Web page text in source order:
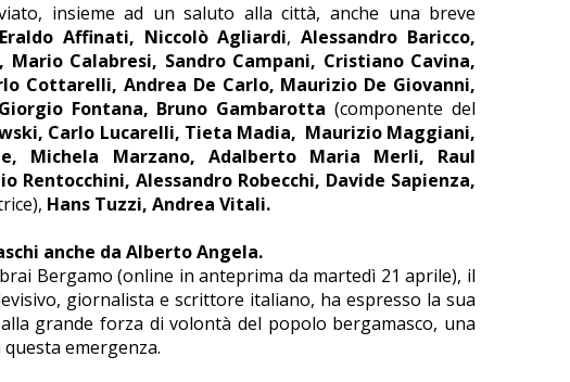
insieme ad un saluto alla città, anche una breve
Affinati, Niccolò Agliardi,Alessandro Baricco,
Calabresi, Sandro Campani, Cristiano Cavina,
Cottarelli, Andrea De Carlo, Maurizio De Giovanni,
Giorgio Fontana, Bruno Gambarotta(componente del
Carlo Lucarelli, Tieta Madia, Maurizio Maggiani,
Michela Marzano, Adalberto Maria Merli, Raul
Alessandro Robecchi, Davide Sapienza,
Hans Tuzzi, Andrea Vitali.
anche da Alberto Angela.
Bergamo (online in anteprima da martedì 21 aprile), il
giornalista e scrittore italiano, ha espresso la sua
grande forza di volontà del popolo bergamasco, una
emergenza.